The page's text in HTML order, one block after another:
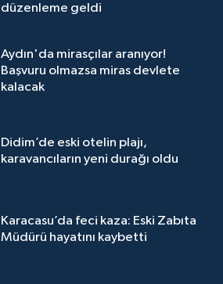
düzenleme geldi
Aydın'da mirasçılar aranıyor!
Başvuru olmazsa miras devlete
kalacak
Didim’de eski otelin plajı,
karavancıların yeni durağı oldu
Karacasu’da feci kaza: Eski Zabıta
Müdürü hayatını kaybetti